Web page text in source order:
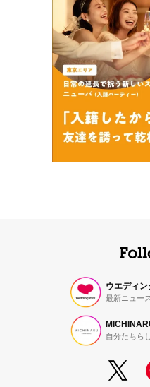
ウエディ
最新ニュー
自分たちら